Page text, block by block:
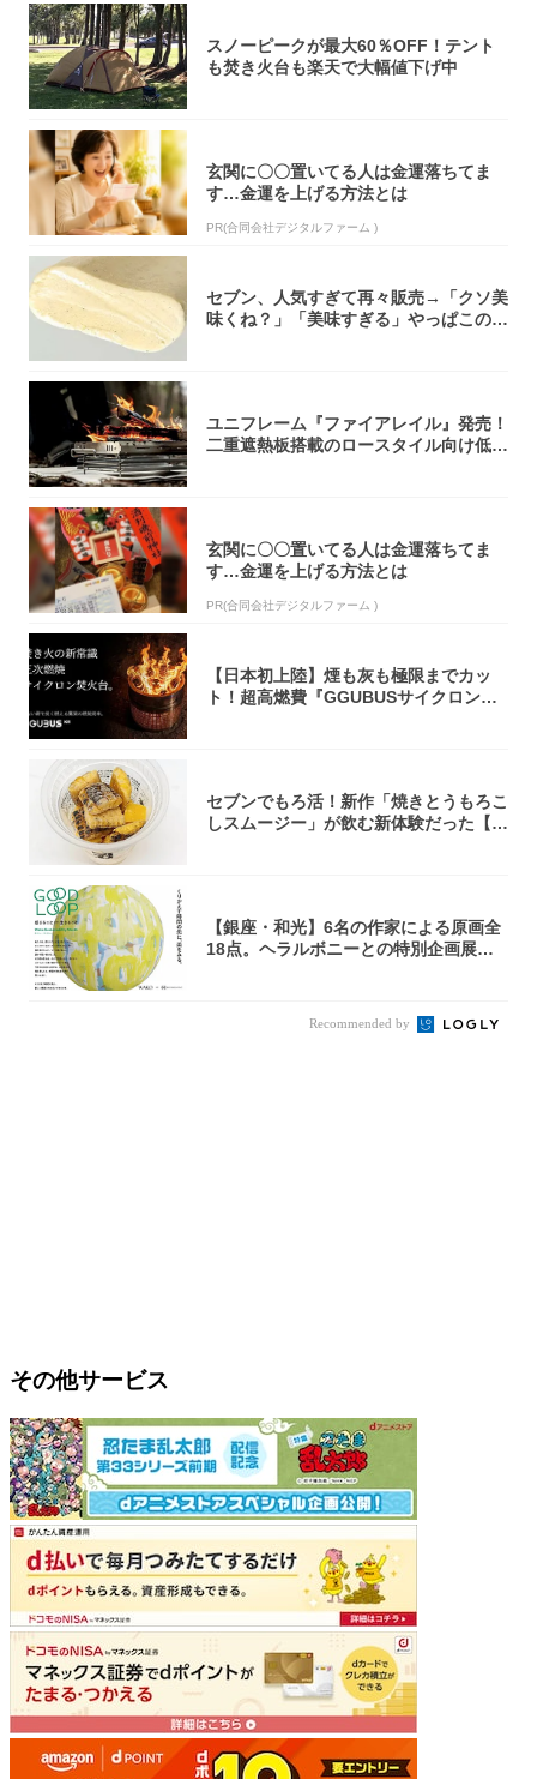
スノーピークが最大60％OFF！テント
も焚き火台も楽天で大幅値下げ中
玄関に〇〇置いてる人は金運落ちてま
す…金運を上げる方法とは
PR(合同会社デジタルファーム )
セブン、人気すぎて再々販売→「クソ美
味くね？」「美味すぎる」やっぱこのク
ユニフレーム『ファイアレイル』発売！
二重遮熱板搭載のロースタイル向け低型
玄関に〇〇置いてる人は金運落ちてま
す…金運を上げる方法とは
PR(合同会社デジタルファーム )
【日本初上陸】煙も灰も極限までカッ
ト！超高燃費『GGUBUSサイクロン焚
セブンでもろ活！新作「焼きとうもろこ
しスムージー」が飲む新体験だった【東
【銀座・和光】6名の作家による原画全
18点。ヘラルボニーとの特別企画展「G
Recommended by
その他サービス